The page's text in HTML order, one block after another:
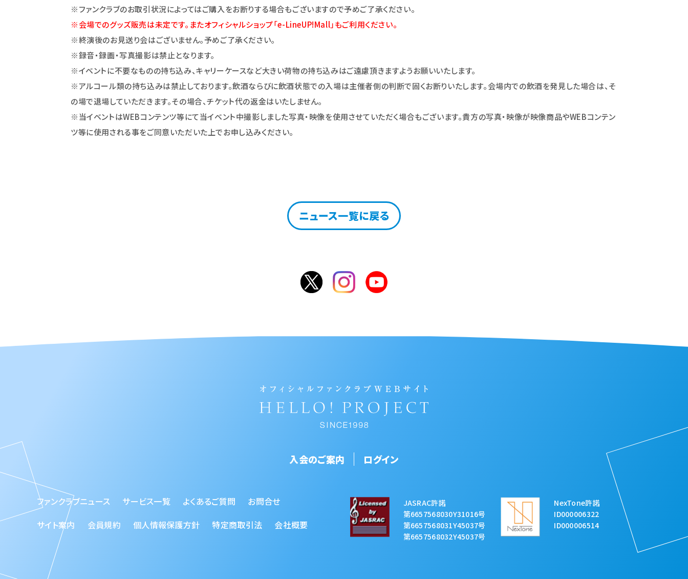
※ファンクラブのお取引状況によってはご購入をお断りする場合もございますので予めご了承ください。
※会場でのグッズ販売は未定です。またオフィシャルショップ「e-LineUP!Mall」もご利用ください。
※終演後のお見送り会はございません。予めご了承ください。
※録音・録画・写真撮影は禁止となります。
※イベントに不要なものの持ち込み、キャリーケースなど大きい荷物の持ち込みはご遠慮頂きますようお願いいたします。
※アルコール類の持ち込みは禁止しております。飲酒ならびに飲酒状態での入場は主催者側の判断で固くお断りいたします。会場内での飲酒を発見した場合は、そ
の場で退場していただきます。その場合、チケット代の返金はいたしません。
※当イベントはWEBコンテンツ等にて当イベント中撮影しました写真・映像を使用させていただく場合もございます。貴方の写真・映像が映像商品やWEBコンテン
ツ等に使用される事をご同意いただいた上でお申し込みください。
ニュース一覧に戻る
入会のご案内 ログイン
ファンクラブニュース サービス一覧 よくあるご質問
お問合せ
サイト案内
会員規約 個人情報保護方針 特定商取引法 会社概要
JASRAC許諾
第6657568030Y31016号
第6657568031Y45037号
第6657568032Y45037号
NexTone許諾
ID000006322
ID000006514